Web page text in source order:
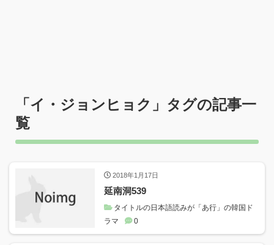
「イ・ジョンヒョク 」タグの記事一
覧
2018年1月17日
延南洞539
タイトルの日本語読みが「あ行」の韓国ド
ラマ
0